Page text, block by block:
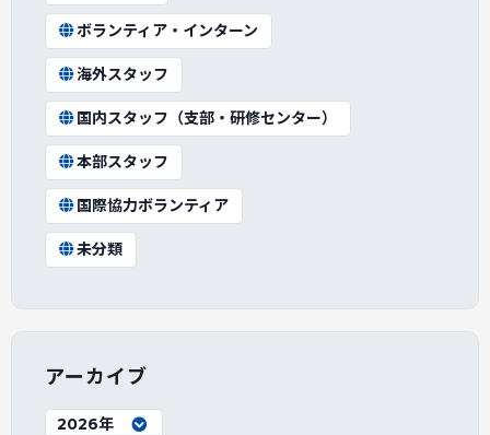
ボランティア・インターン
海外スタッフ
国内スタッフ（支部・研修センター）
本部スタッフ
国際協力ボランティア
未分類
アーカイブ
2026年